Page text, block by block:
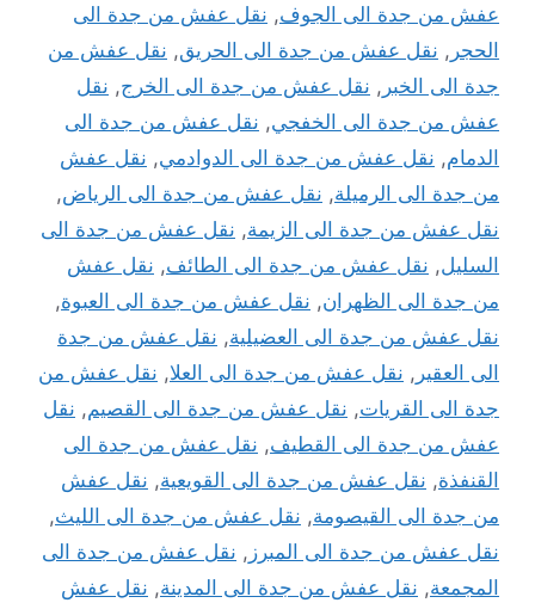
عفش من جدة الى الجوف, نقل عفش من جدة الى
الحجر , نقل عفش من جدة الى الحريق, نقل عفش من
جدة الى الخبر , نقل عفش من جدة الى الخرج, نقل
عفش من جدة الى الخفجي, نقل عفش من جدة الى
الدمام, نقل عفش من جدة الى الدوادمي, نقل عفش
من جدة الى الرميلة, نقل عفش من جدة الى الرياض,
نقل عفش من جدة الى الزيمة, نقل عفش من جدة الى
السليل, نقل عفش من جدة الى الطائف, نقل عفش
من جدة الى الظهران, نقل عفش من جدة الى العبوة,
نقل عفش من جدة الى العضيلية, نقل عفش من جدة
الى العقير , نقل عفش من جدة الى العلا, نقل عفش من
جدة الى القريات, نقل عفش من جدة الى القصيم, نقل
عفش من جدة الى القطيف, نقل عفش من جدة الى
القنفذة, نقل عفش من جدة الى القويعية, نقل عفش
من جدة الى القيصومة, نقل عفش من جدة الى الليث,
نقل عفش من جدة الى المبرز , نقل عفش من جدة الى
المجمعة, نقل عفش من جدة الى المدينة, نقل عفش